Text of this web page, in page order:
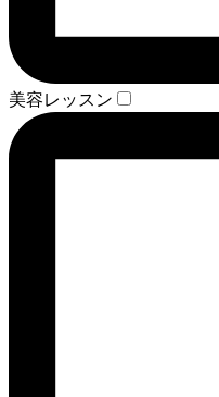
美容レッスン